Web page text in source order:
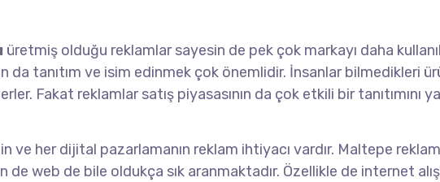
üretmiş olduğu reklamlar sayesin de pek çok markayı daha
da tanıtım ve isim edinmek çok önemlidir. İnsanlar bilmedikleri
Fakat reklamlar satış piyasasının da çok etkili bir tanıtımını
ve her dijital pazarlamanın reklam ihtiyacı vardır. Maltepe reklam
de web de bile oldukça sık aranmaktadır. Özellikle de internet